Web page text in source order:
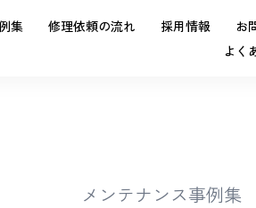
集 修理依頼の流れ 採用情報
お
よく
メンテナンス事例集